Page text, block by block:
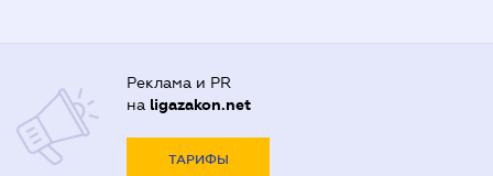
Реклама и PR
на ligazakon.net
ТАРИФЫ